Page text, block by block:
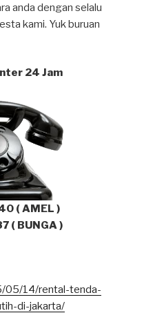
anda dengan selalu
kami. Yuk buruan
24 Jam
( AMEL )
( BUNGA )
05/14/rental-tenda-
di-jakarta/